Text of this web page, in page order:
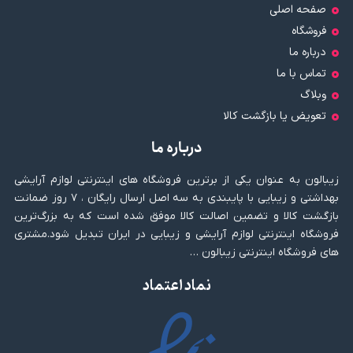
صفحه اصلی
فروشگاه
درباره ما
تماس با ما
وبلاگ
تعویض یا بازگشت کالا
درباره ما
زیبالون به عنوان یکی از برترین فروشگاه های اینترنتی لوازم آرایشی
بهداشتی و زیبایی با پایبندی به سه اصل ارسال رایگان ، ۷ روز ضمانت
بازگشت کالا و تضمین اصالت کالا موفق شده است که به بزرگ‌ترین
فروشگاه اینترنتی لوازم آرایشی و زیبایی در ایران تبدیل شود.مشتری
های فروشگاه اینترنتی زیبالون …
نماد اعتماد